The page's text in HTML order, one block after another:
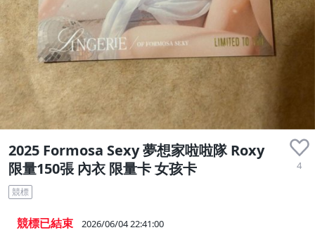
2025 Formosa Sexy 夢想家啦啦隊 Roxy
限量150張 內衣 限量卡 女孩卡
4
競標
競標已結束 2026/06/04 22:41:00